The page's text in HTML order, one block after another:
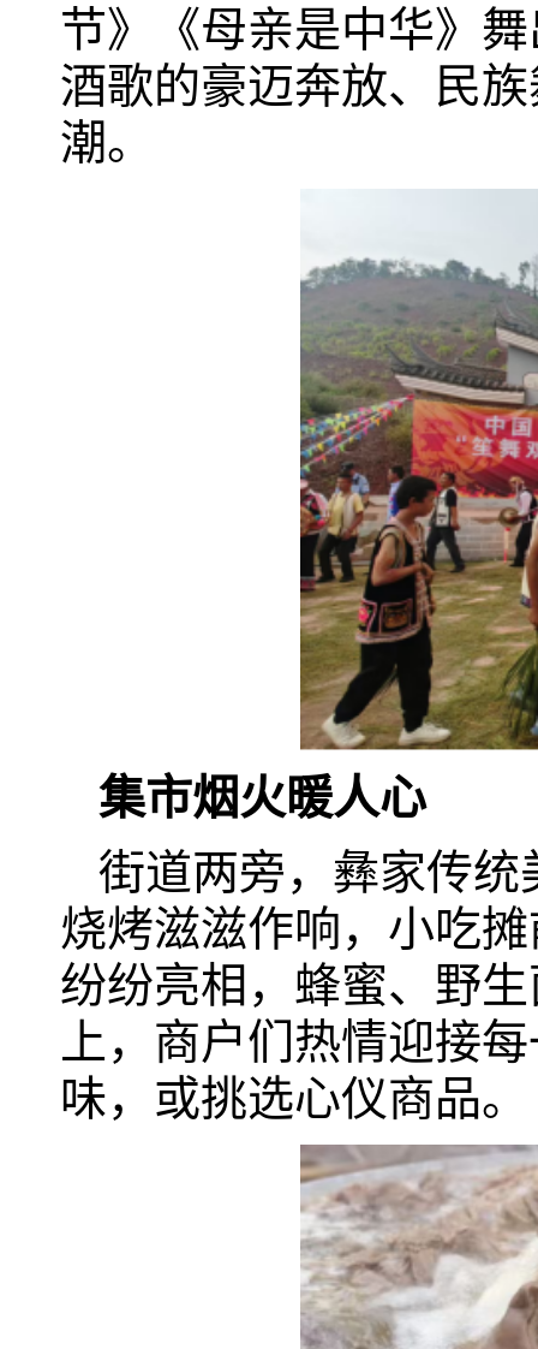
节》《母亲是中华》
酒歌的豪迈奔放、民
潮。
集市烟火暖人心
街道两旁，彝家传
烧烤滋滋作响，小吃
纷纷亮相，蜂蜜、野
上，商户们热情迎接
味，或挑选心仪商品。